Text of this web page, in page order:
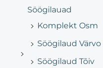
Söögilauad
Komplekt Osm
Söögilaud Värvo
Söögilaud Tõiv